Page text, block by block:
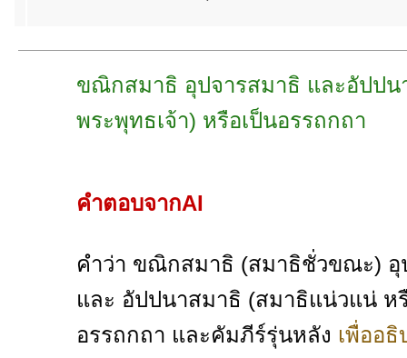
ขณิกสมาธิ อุปจารสมาธิ และอัปป
พระพุทธเจ้า) หรือเป็นอรรถกถา
คำตอบจากAI
คำว่า ขณิกสมาธิ (สมาธิชั่วขณะ) อุ
และ อัปปนาสมาธิ (สมาธิแน่วแน่
อรรถกถา และคัมภีร์รุ่นหลัง เพื่ออ